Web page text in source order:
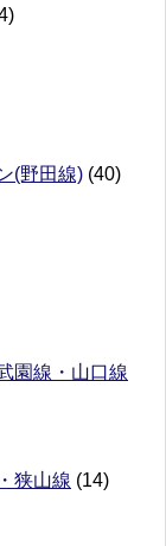
(野田線) (40)
園線・山口線
狭山線 (14)